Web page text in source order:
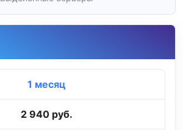
1 месяц
2 940 руб.